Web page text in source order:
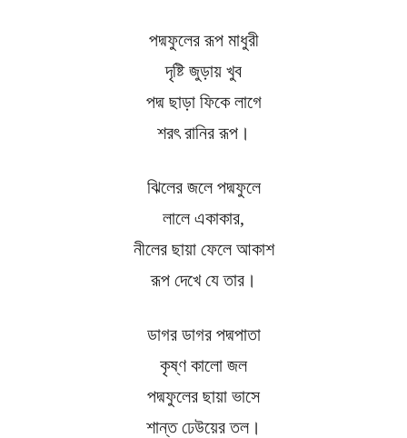
পদ্মফুলের রূপ মাধুরী
দৃষ্টি জুড়ায় খুব
পদ্ম ছাড়া ফিকে লাগে
শরৎ রানির রূপ।
ঝিলের জলে পদ্মফুলে
লালে একাকার,
নীলের ছায়া ফেলে আকাশ
রূপ দেখে যে তার।
ডাগর ডাগর পদ্মপাতা
কৃষ্ণ কালো জল
পদ্মফুলের ছায়া ভাসে
শান্ত ঢেউয়ের তল।